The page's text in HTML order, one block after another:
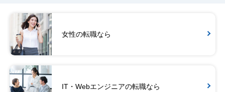
女性の転職なら
IT・Webエンジニアの転職なら